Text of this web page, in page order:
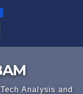
Analysis and